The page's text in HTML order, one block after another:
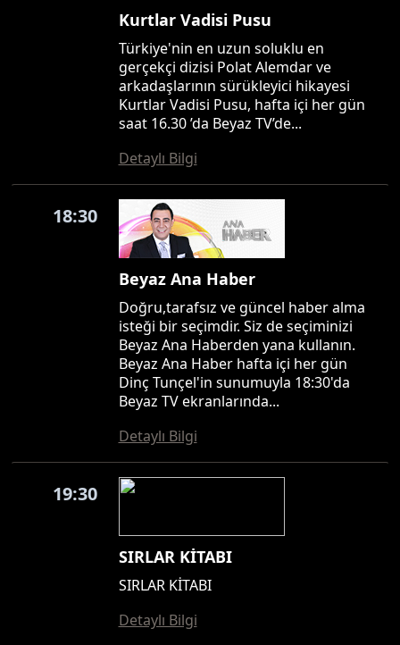
Kurtlar Vadisi Pusu
Türkiye'nin en uzun soluklu en
gerçekçi dizisi Polat Alemdar ve
arkadaşlarının sürükleyici hikayesi
Kurtlar Vadisi Pusu, hafta içi her gün
saat 16.30 ’da Beyaz TV’de...
Detaylı Bilgi
18:30
Beyaz Ana Haber
Doğru,tarafsız ve güncel haber alma
isteği bir seçimdir. Siz de seçiminizi
Beyaz Ana Haberden yana kullanın.
Beyaz Ana Haber hafta içi her gün
Dinç Tunçel'in sunumuyla 18:30'da
Beyaz TV ekranlarında...
Detaylı Bilgi
19:30
SIRLAR KİTABI
SIRLAR KİTABI
Detaylı Bilgi